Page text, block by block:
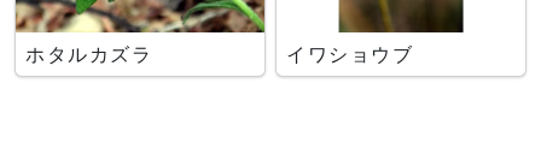
ホタルカズラ イワショウブ